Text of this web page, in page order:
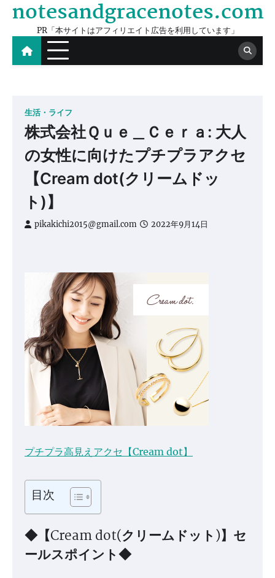
Skip
content
notesandgracenotes.com
PR「本サイトはアフィリエイト広告を利用しています」
生活・ライフ
株式会社Ｑｕｅ＿Ｃｅｒａ: 大人
の女性に向けたプチプラアクセ
【Cream dot(クリームドッ
ト)】
pikakichi2015@gmail.com 2022年9月14日
プチプラ高見えアクセ【Cream dot】
目次
◆【Cream dot(クリームドット)】セ
ールスポイント◆